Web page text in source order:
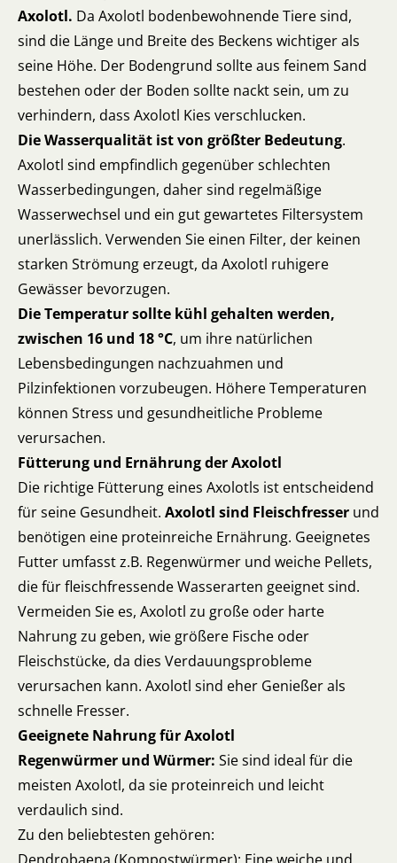
Axolotl. Da Axolotl bodenbewohnende Tiere sind,
sind die Länge und Breite des Beckens wichtiger als
seine Höhe. Der Bodengrund sollte aus feinem Sand
bestehen oder der Boden sollte nackt sein, um zu
verhindern, dass Axolotl Kies verschlucken.
Die Wasserqualität ist von größter Bedeutung.
Axolotl sind empfindlich gegenüber schlechten
Wasserbedingungen, daher sind regelmäßige
Wasserwechsel und ein gut gewartetes Filtersystem
unerlässlich. Verwenden Sie einen Filter, der keinen
starken Strömung erzeugt, da Axolotl ruhigere
Gewässer bevorzugen.
Die Temperatur sollte kühl gehalten werden,
zwischen 16 und 18 °C, um ihre natürlichen
Lebensbedingungen nachzuahmen und
Pilzinfektionen vorzubeugen. Höhere Temperaturen
können Stress und gesundheitliche Probleme
verursachen.
Fütterung und Ernährung der Axolotl
Die richtige Fütterung eines Axolotls ist entscheidend
für seine Gesundheit. Axolotl sind Fleischfresser und
benötigen eine proteinreiche Ernährung. Geeignetes
Futter umfasst z.B. Regenwürmer und weiche Pellets,
die für fleischfressende Wasserarten geeignet sind.
Vermeiden Sie es, Axolotl zu große oder harte
Nahrung zu geben, wie größere Fische oder
Fleischstücke, da dies Verdauungsprobleme
verursachen kann. Axolotl sind eher Genießer als
schnelle Fresser.
Geeignete Nahrung für Axolotl
Regenwürmer und Würmer: Sie sind ideal für die
meisten Axolotl, da sie proteinreich und leicht
verdaulich sind.
Zu den beliebtesten gehören: